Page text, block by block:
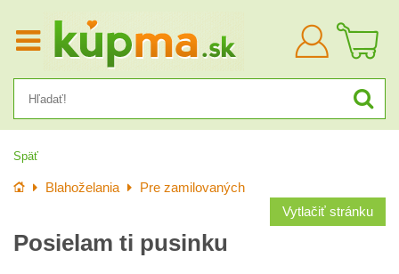
Prihlásiť
sa
Späť
Úvod Blahoželania
Pre zamilovaných
Vytlačiť stránku
Posielam ti pusinku